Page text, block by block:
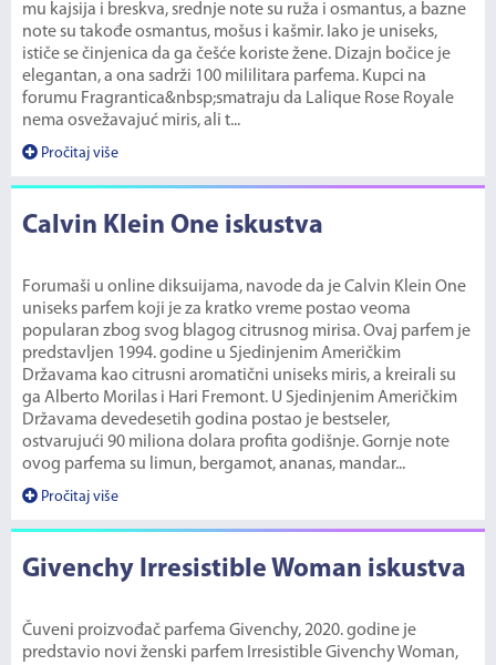
mu kajsija i breskva, srednje note su ruža i osmantus, a bazne
note su takođe osmantus, mošus i kašmir. Iako je uniseks,
ističe se činjenica da ga češće koriste žene. Dizajn bočice je
elegantan, a ona sadrži 100 mililitara parfema. Kupci na
forumu Fragrantica&nbsp;smatraju da Lalique Rose Royale
nema osvežavajuć miris, ali t...
Pročitaj više
Calvin Klein One iskustva
Forumaši u online diksuijama, navode da je Calvin Klein One
uniseks parfem koji je za kratko vreme postao veoma
popularan zbog svog blagog citrusnog mirisa. Ovaj parfem je
predstavljen 1994. godine u Sjedinjenim Američkim
Državama kao citrusni aromatični uniseks miris, a kreirali su
ga Alberto Morilas i Hari Fremont. U Sjedinjenim Američkim
Državama devedesetih godina postao je bestseler,
ostvarujući 90 miliona dolara profita godišnje. Gornje note
ovog parfema su limun, bergamot, ananas, mandar...
Pročitaj više
Givenchy Irresistible Woman iskustva
Čuveni proizvođač parfema Givenchy, 2020. godine je
predstavio novi ženski parfem Irresistible Givenchy Woman,